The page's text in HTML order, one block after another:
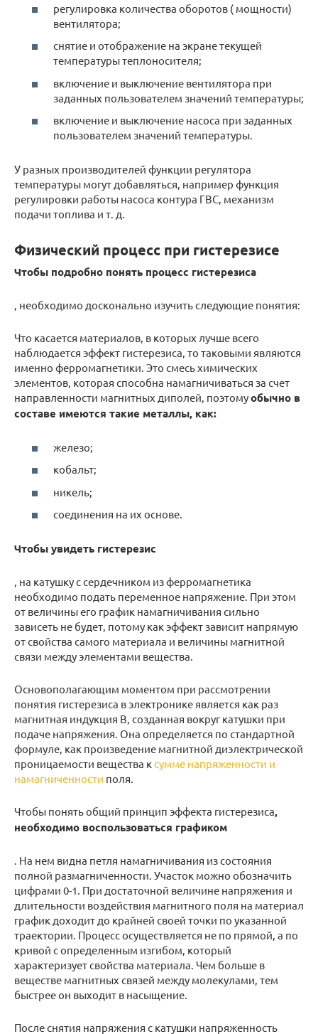
регулировка количества оборотов ( мощности)
вентилятора;
снятие и отображение на экране текущей
температуры теплоносителя;
включение и выключение вентилятора при
заданных пользователем значений температуры;
включение и выключение насоса при заданных
пользователем значений температуры.
У разных производителей функции регулятора
температуры могут добавляться, например функция
регулировки работы насоса контура ГВС, механизм
подачи топлива и т. д.
Физический процесс при гистерезисе
Чтобы подробно понять процесс гистерезиса
, необходимо досконально изучить следующие понятия:
Что касается материалов, в которых лучше всего
наблюдается эффект гистерезиса, то таковыми являются
именно ферромагнетики. Это смесь химических
элементов, которая способна намагничиваться за счет
направленности магнитных диполей, поэтомуобычно в
составе имеются такие металлы, как:
железо;
кобальт;
никель;
соединения на их основе.
Чтобы увидеть гистерезис
, на катушку с сердечником из ферромагнетика
необходимо подать переменное напряжение. При этом
от величины его график намагничивания сильно
зависеть не будет, потому как эффект зависит напрямую
от свойства самого материала и величины магнитной
связи между элементами вещества.
Основополагающим моментом при рассмотрении
понятия гистерезиса в электронике является как раз
магнитная индукция В, созданная вокруг катушки при
подаче напряжения. Она определяется по стандартной
формуле, как произведение магнитной диэлектрической
проницаемости вещества ксумме напряженности и
намагниченности поля.
Чтобы понять общий принцип эффекта гистерезиса,
необходимо воспользоваться графиком
. На нем видна петля намагничивания из состояния
полной размагниченности. Участок можно обозначить
цифрами 0-1. При достаточной величине напряжения и
длительности воздействия магнитного поля на материал
график доходит до крайней своей точки по указанной
траектории. Процесс осуществляется не по прямой, а по
кривой с определенным изгибом, который
характеризует свойства материала. Чем больше в
веществе магнитных связей между молекулами, тем
быстрее он выходит в насыщение.
После снятия напряжения с катушки напряженность